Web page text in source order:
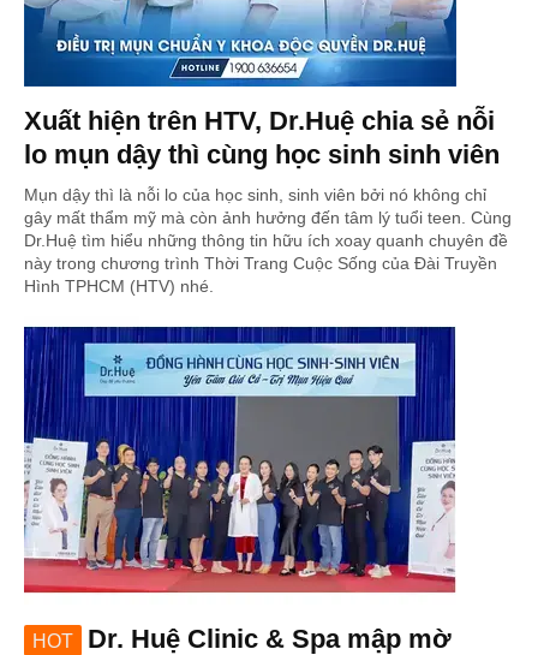
Xuất hiện trên HTV, Dr.Huệ chia sẻ nỗi
lo mụn dậy thì cùng học sinh sinh viên
Mụn dậy thì là nỗi lo của học sinh, sinh viên bởi nó không chỉ
gây mất thẩm mỹ mà còn ảnh hưởng đến tâm lý tuổi teen. Cùng
Dr.Huệ tìm hiểu những thông tin hữu ích xoay quanh chuyên đề
này trong chương trình Thời Trang Cuộc Sống của Đài Truyền
Hình TPHCM (HTV) nhé.
HOT
Dr. Huệ Clinic & Spa mập mờ